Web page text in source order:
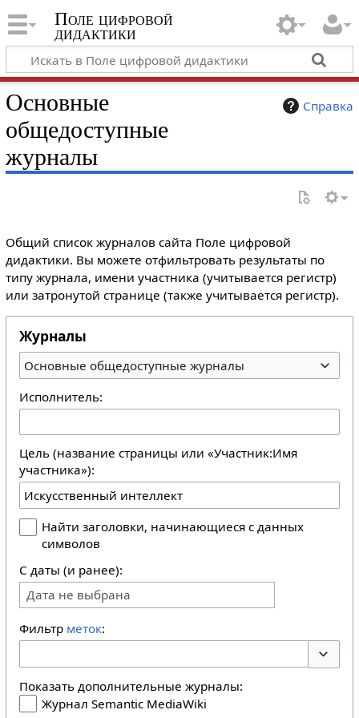
Поле цифровой
дидактики
Справка
Основные
общедоступные
журналы
Общий список журналов сайта Поле цифровой
дидактики. Вы можете отфильтровать результаты по
типу журнала, имени участника (учитывается регистр)
или затронутой странице (также учитывается регистр).
Журналы
Основные общедоступные журналы
Исполнитель:
Цель (название страницы или «Участник:Имя
участника»):
Найти заголовки, начинающиеся с данных
символов
С даты (и ранее):
Дата не выбрана
Фильтр меток:
Показать дополнительные журналы:
Журнал Semantic MediaWiki